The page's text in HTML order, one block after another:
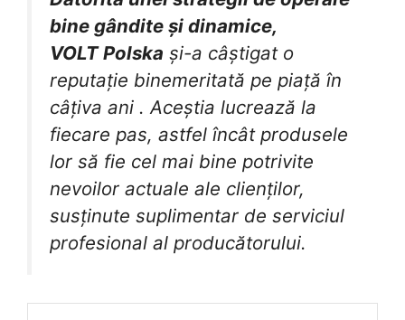
bine gândite și dinamice,
VOLTPolska și-a câștigat o
reputație binemeritată pe piață în
câțiva ani . Aceștia lucrează la
fiecare pas, astfel încât produsele
lor să fie cel mai bine potrivite
nevoilor actuale ale clienților,
susținute suplimentar de serviciul
profesional al producătorului.